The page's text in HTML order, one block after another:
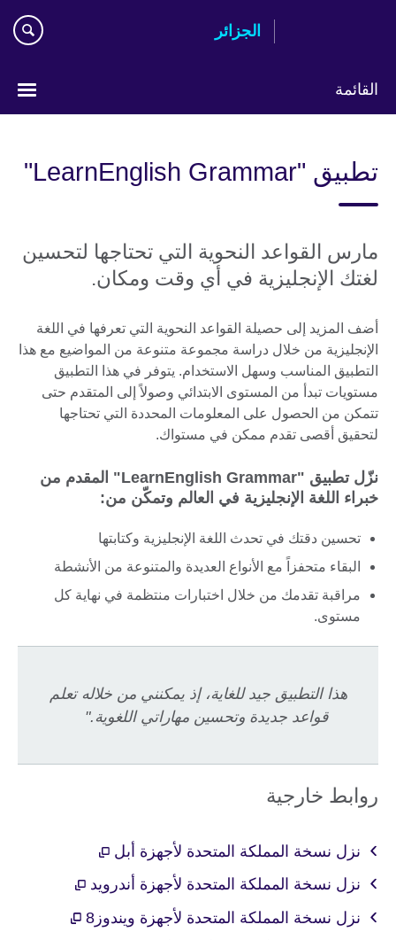
الجزائر
القائمة
language
تطبيق "LearnEnglish Grammar"
مارس القواعد النحوية التي تحتاجها لتحسين
لغتك الإنجليزية في أي وقت ومكان.
أضف المزيد إلى حصيلة القواعد النحوية التي تعرفها في اللغة
الإنجليزية من خلال دراسة مجموعة متنوعة من المواضيع مع هذا
التطبيق المناسب وسهل الاستخدام. يتوفر في هذا التطبيق
مستويات تبدأ من المستوى الابتدائي وصولاً إلى المتقدم حتى
تتمكن من الحصول على المعلومات المحددة التي تحتاجها
لتحقيق أقصى تقدم ممكن في مستواك.
نزّل تطبيق "LearnEnglish Grammar" المقدم من
خبراء اللغة الإنجليزية في العالم وتمكّن من:
تحسين دقتك في تحدث اللغة الإنجليزية وكتابتها
البقاء متحفزاً مع الأنواع العديدة والمتنوعة من الأنشطة
مراقبة تقدمك من خلال اختبارات منتظمة في نهاية كل
مستوى.
هذا التطبيق جيد للغاية، إذ يمكنني من خلاله تعلم
قواعد جديدة وتحسين مهاراتي اللغوية."
روابط خارجية
نزل نسخة المملكة المتحدة لأجهزة أبل
نزل نسخة المملكة المتحدة لأجهزة أندرويد
نزل نسخة المملكة المتحدة لأجهزة ويندوز8